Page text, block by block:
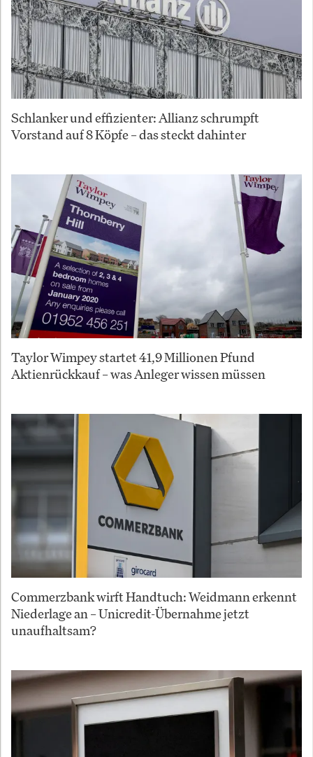
Schlanker und effizienter: Allianz schrumpft
Vorstand auf 8 Köpfe – das steckt dahinter
Taylor Wimpey startet 41,9 Millionen Pfund
Aktienrückkauf – was Anleger wissen müssen
Commerzbank wirft Handtuch: Weidmann erkennt
Niederlage an – Unicredit-Übernahme jetzt
unaufhaltsam?